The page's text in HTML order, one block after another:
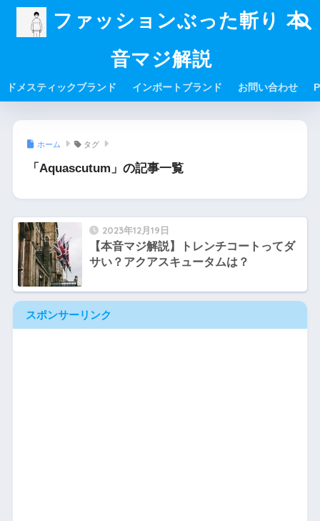
ファッションぶった斬り 本
音マジ解説
ドメスティックブランド インポートブランド お問い合わせ
ホーム タグ
「Aquascutum」の記事一覧
2023年12月19日
【本音マジ解説】トレンチコートってダ
サい？アクアスキュータムは？
スポンサーリンク